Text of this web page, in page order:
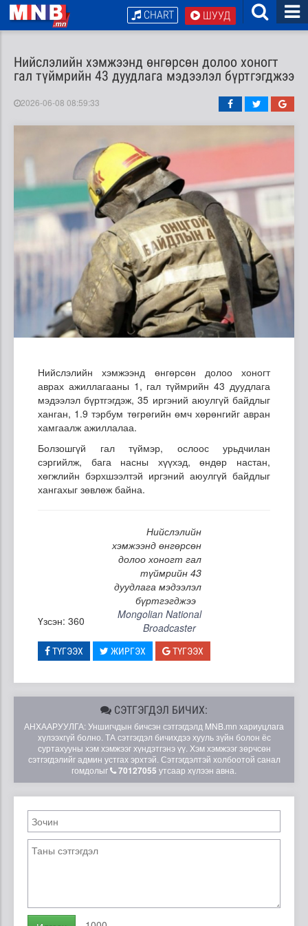
ШУУД
CHART
Нийслэлийн хэмжээнд өнгөрсөн долоо хоногт
гал түймрийн 43 дуудлага мэдээлэл бүртгэгджээ
2026-06-08 08:59:33
Нийслэлийн хэмжээнд өнгөрсөн долоо хоногт
аврах ажиллагааны 1, гал түймрийн 43 дуудлага
мэдээлэл бүртгэгдэж, 35 иргэний аюулгүй байдлыг
ханган, 1.9 тэрбум төгрөгийн өмч хөрөнгийг авран
хамгаалж ажиллалаа.
Болзошгүй гал түймэр, ослоос урьдчилан
сэргийлж, бага насны хүүхэд, өндөр настан,
хөгжлийн бэрхшээлтэй иргэний аюулгүй байдлыг
хангахыг зөвлөж байна.
Нийслэлийн
хэмжээнд өнгөрсөн
долоо хоногт гал
түймрийн 43
дуудлага мэдээлэл
бүртгэгджээ
Үзсэн: 360
Mongolian National
Broadcaster
ТҮГЭЭХ ЖИРГЭХ ТҮГЭЭХ
СЭТГЭГДЭЛ БИЧИХ:
АНХААРУУЛГА: Уншигчдын бичсэн сэтгэгдэлд MNB.mn хариуцлага
хүлээхгүй болно. ТА сэтгэгдэл бичихдээ хууль зүйн болон ёс
суртахууны хэм хэмжээг хүндэтгэнэ үү. Хэм хэмжээг зөрчсөн
сэтгэгдэлийг админ устгах эрхтэй. Сэтгэгдэлтэй холбоотой санал
гомдолыг
70127055 утсаар хүлээн авна.